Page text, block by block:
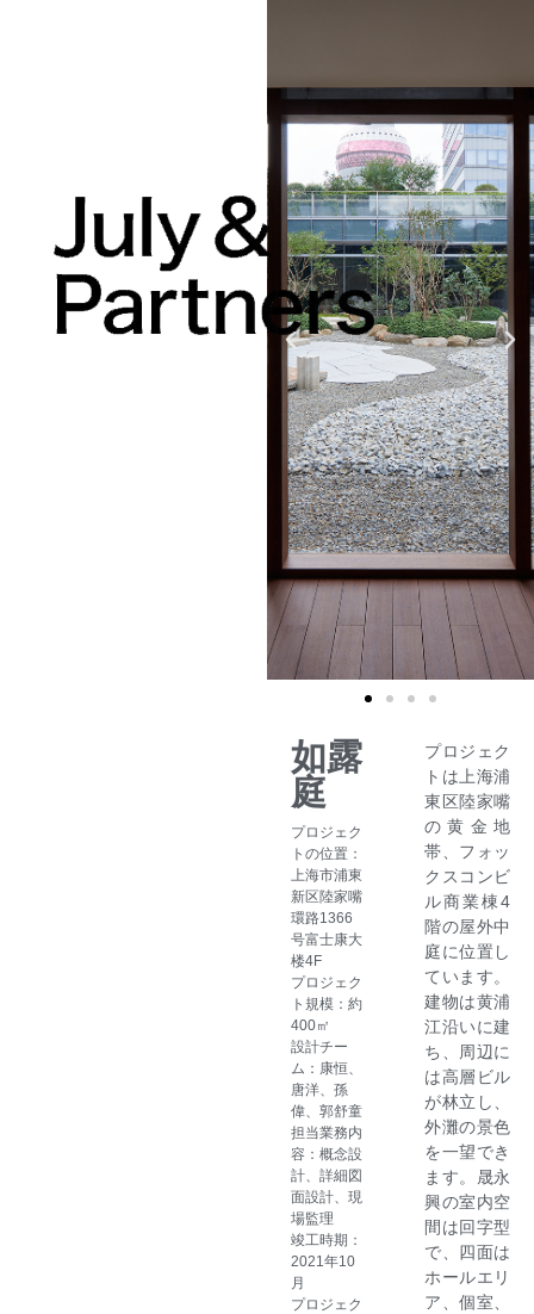
如露
庭
プロジェク
トの位置：
上海市浦東
新区陸家嘴
環路1366
号富士康大
楼4F
プロジェク
ト規模：約
400㎡
設計チー
ム：康恒、
唐洋、孫
偉、郭舒童
担当業務内
容：概念設
計、詳細図
面設計、現
場監理
竣工時期：
2021年10
月
プロジェク
プロジェク
トは上海浦
東区陸家嘴
の黄金地
帯、フォッ
クスコンビ
ル商業棟4
階の屋外中
庭に位置し
ています。
建物は黄浦
江沿いに建
ち、周辺に
は高層ビル
が林立し、
外灘の景色
を一望でき
ます。晟永
興の室内空
間は回字型
で、四面は
ホールエリ
ア、個室、